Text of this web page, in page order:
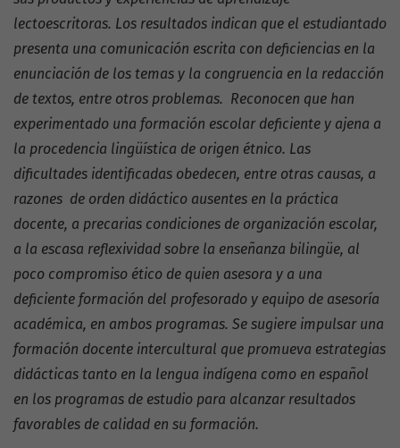
lectoescritoras. Los resultados indican que el estudiantado
presenta una comunicación escrita con deficiencias en la
enunciación de los temas y la congruencia en la redacción
de textos, entre otros problemas. Reconocen que han
experimentado una formación escolar deficiente y ajena a
la procedencia lingüística de origen étnico. Las
dificultades identificadas obedecen, entre otras causas, a
razones de orden didáctico ausentes en la práctica
docente, a precarias condiciones de organización escolar,
a la escasa reflexividad sobre la enseñanza bilingüe, al
poco compromiso ético de quien asesora y a una
deficiente formación del profesorado y equipo de asesoría
académica, en ambos programas. Se sugiere impulsar una
formación docente intercultural que promueva estrategias
didácticas tanto en la lengua indígena como en español
en los programas de estudio para alcanzar resultados
favorables de calidad en su formación.